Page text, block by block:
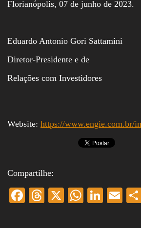
Florianópolis, 07 de junho de 2023.
Eduardo Antonio Gori Sattamini
Diretor-Presidente e de
Relações com Investidores
Website: https://www.engie.com.br/
Compartilhe:
Fa
T
X
W
Li
E